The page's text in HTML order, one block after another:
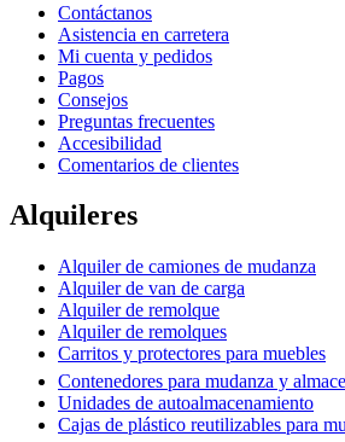
Contáctanos
Asistencia en carretera
Mi cuenta y pedidos
Pagos
Consejos
Preguntas frecuentes
Accesibilidad
Comentarios de clientes
Alquileres
Alquiler de camiones de mudanza
Alquiler de van de carga
Alquiler de remolque
Alquiler de remolques
Carritos y protectores para muebles
Contenedores para mudanza y
Unidades de autoalmacenamiento
Cajas de plástico reutilizables para